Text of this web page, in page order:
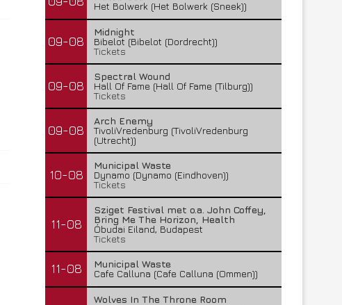
Het Bolwerk (Het Bolwerk (Sneek))
09-08
Midnight
Bibelot (Bibelot (Dordrecht))
Tickets
09-08
Spectral Wound
Hall Of Fame (Hall Of Fame (Tilburg))
Tickets
09-08
Arch Enemy
TivoliVredenburg (TivoliVredenburg
(Utrecht))
10-08
Municipal Waste
Dynamo (Dynamo (Eindhoven))
Tickets
11-08
Sziget Festival met o.a. John Coffey,
Bring Me The Horizon, Health
Óbudai Eiland, Budapest
Tickets
11-08
Municipal Waste
Cafe Calluna (Cafe Calluna (Ommen))
Wolves In The Throne Room